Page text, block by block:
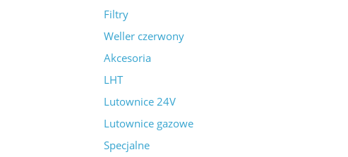
Filtry
Weller czerwony
Akcesoria
LHT
Lutownice 24V
Lutownice gazowe
Specjalne